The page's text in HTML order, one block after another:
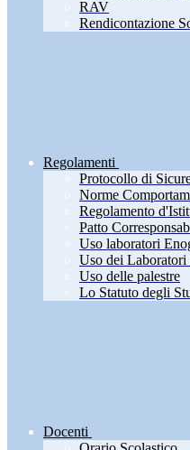
RAV
Rendicontazione
Regolamenti
Protocollo di
Norme
Regolamento
Patto
Uso laboratori
Uso dei Laboratori
Uso delle palestre
Lo Statuto degli
Docenti